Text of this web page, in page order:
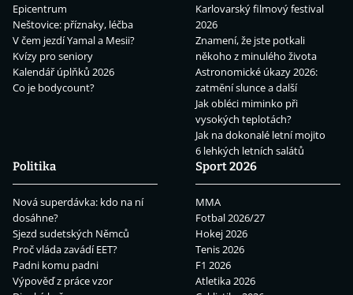
Epicentrum
Neštovice: příznaky, léčba
V čem jezdí Yamal a Mesii?
Kvízy pro seniory
Kalendář úplňků 2026
Co je bodycount?
Karlovarský filmový festival
2026
Znamení, že jste potkali
někoho z minulého života
Astronomické úkazy 2026:
zatmění slunce a další
Jak obléci miminko při
vysokých teplotách?
Jak na dokonalé letní mojito
6 lehkých letních salátů
Politika
Nová superdávka: kdo na ní
dosáhne?
Sjezd sudetských Němců
Proč vláda zavádí EET?
Padni komu padni
Výpověď z práce vzor
Sport 2026
MMA
Fotbal 2026/27
Hokej 2026
Tenis 2026
F1 2026
Atletika 2026